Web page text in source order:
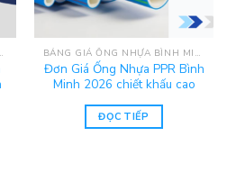
MINH 2025 BẢNG GIÁ ỐNG NHỰA BÌNH MINH 2025
Đơn Giá Ống Nhựa PPR Bình
Minh 2026 chiết khấu cao
ĐỌC TIẾP